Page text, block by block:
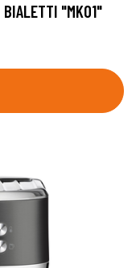
BIALETTI "MK01"